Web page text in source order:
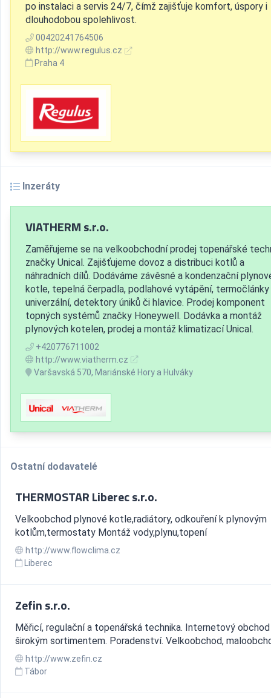
po instalaci a servis 24/7, čímž zajišťuje komfort, úspory i
dlouhodobou spolehlivost.
00420241764506
http://www.regulus.cz
Praha 4
Inzeráty
VIATHERM s.r.o.
Zaměřujeme se na velkoobchodní prodej topenářské
značky Unical. Zajišťujeme dovoz a distribuci kotlů a
náhradních dílů. Dodáváme závěsné a kondenzační
kotle, tepelná čerpadla, podlahové vytápění, termočlánky
univerzální, detektory úniků či hlavice. Prodej komponent
topných systémů značky Honeywell. Dodávka a montáž
plynových kotelen, prodej a montáž klimatizací Unical.
+420776711002
http://www.viatherm.cz
Varšavská 570, Mariánské Hory a Hulváky
Ostatní dodavatelé
THERMOSTAR Liberec s.r.o.
Velkoobchod plynové kotle,radiátory, odkouření k plynovým
kotlům,termostaty Montáž vody,plynu,topení
http://www.flowclima.cz
Liberec
Zefin s.r.o.
Měřicí, regulační a topenářská technika. Internetový
širokým sortimentem. Poradenství. Velkoobchod,
http://www.zefin.cz
Tábor